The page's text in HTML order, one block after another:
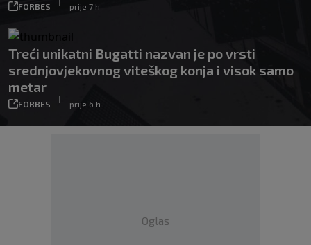
FORBES prije 7 h
Treći unikatni Bugatti nazvan je po vrsti
srednjovjekovnog viteškog konja i visok samo
metar
FORBES
|
prije 6 h
Oglas